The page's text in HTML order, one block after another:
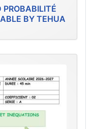
BY TEHUA